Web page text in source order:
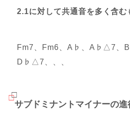
2.1に対して共通音を多く含む
Fm7、Fm6、A♭、A♭△7、
D♭△7、、、
サブドミナントマイナーの進